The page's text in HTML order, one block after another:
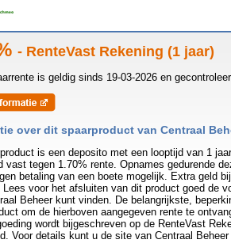
- RenteVast Rekening (1 jaar)
is geldig sinds 19-03-2026 en
over dit spaarproduct van Centraal
is een deposito met een looptijd van 1
vast tegen 1.70% rente. Opnames gedurende
betaling van een boete mogelijk. Extra geld
voor het afsluiten van dit product goed de
Beheer kunt vinden. De belangrijkste,
om de hierboven aangegeven rente te
wordt bijgeschreven op de RenteVast
Voor details kunt u de site van Centraal Beheer